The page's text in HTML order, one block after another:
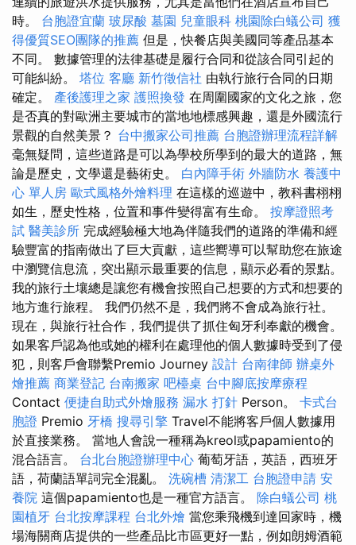
時。 台胞證宜蘭 玻尿酸 墓園 兒童眼科 桃園除白蟻公司 獲
得優質SEO團隊的推薦 但是，快餐店與美國同等產品基本
不同。 數據管理的法律基礎是履行合同和從該合同引起的
可能糾紛。 塔位 客廳 新竹徵信社 由執行旅行合同的日期
確定。 產後護理之家 護照換發 在周圍國家的文化之旅，您
是否真的對歐洲主要城市的當地地標感興趣，還是外國流行
景觀的自然美景？ 台中搬家公司推薦 台胞證辦理流程詳解
毫無疑問，這些道路是可以為學校所學到的最大的道路，無
論是歷史，文學還是藝術史。 白內障手術 外牆防水 養護中
心 單人房 歐式風格外燴料理 在這樣的巡遊中，教科書栩栩
如生，歷史性格，位置和事件變得富有生命。 按摩證照考
試 醫美診所 完成經驗極大地為伴隨我們的道路的準備和經
驗豐富的指南做出了巨大貢獻，這些嚮導可以幫助您在旅途
中瀏覽信息流，突出顯示最重要的信息，顯示必看的景點。
我的旅行土壤總是讓您有機會按照自己想要的方式和想要的
地方進行旅程。 我們仍然不是，我們將不會成為旅行社。
現在，與旅行社合作，我們提供了抓住匈牙利奉獻的機會。
如果客戶認為他或她的權利在處理他的個人數據時受到了侵
犯，則客戶會聯繫Premio Journey 設計 台南律師 辦桌外
燴推薦 商業登記 台南搬家 吧檯桌 台中腳底按摩療程
Contact 便捷自助式外燴服務 漏水 打針 Person。 卡式台
胞證 Premio 牙橋 搜尋引擎 Travel不能將客戶個人數據用
於直接業務。 當地人會說一種稱為kreol或papamiento的
混合語言。 台北台胞證辦理中心 葡萄牙語，英語，西班牙
語，荷蘭語單詞完全混亂。 洗碗槽 清潔工 台胞證申請 安
養院 這個papamiento也是一種官方語言。 除白蟻公司 桃
園植牙 台北按摩課程 台北外燴 當您乘飛機到達回家時，機
場海關商店提供的一些產品比市區更好一點，例如朗姆酒範